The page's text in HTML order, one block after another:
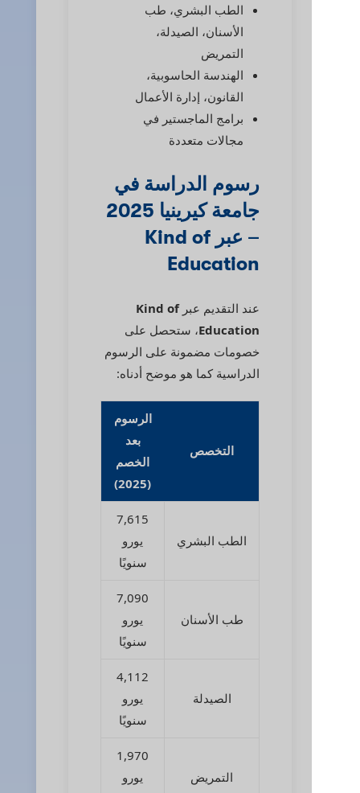
الطب البشري، طب
الأسنان، الصيدلة،
الهندسة الحاسوبية،
القانون، إدارة الأعمال
برامج الماجستير في
مجالات متعددة
رسوم الدراسة في
جامعة كيرينيا 2025
– عبر Kind of
Education
عند التقديم عبرKind of
Education، ستحصل على
خصومات مضمونة على الرسوم
الدراسية كما هو موضح أدناه:
الخصم
الطب البشري
يورو
طب الأسنان
يورو